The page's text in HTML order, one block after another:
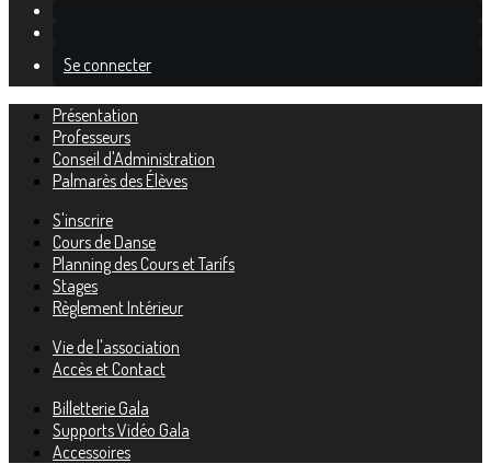
Se connecter
Présentation
Professeurs
Conseil d'Administration
Palmarès des Élèves
S'inscrire
Cours de Danse
Planning des Cours et Tarifs
Stages
Règlement Intérieur
Vie de l'association
Accès et Contact
Billetterie Gala
Supports Vidéo Gala
Accessoires